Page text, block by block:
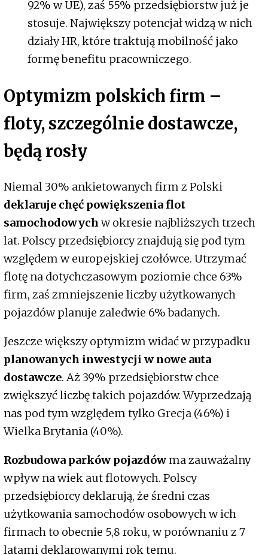
92% w UE), zaś 55% przedsiębiorstw już je
stosuje. Największy potencjał widzą w nich
działy HR, które traktują mobilność jako
formę benefitu pracowniczego.
Optymizm polskich firm –
floty, szczególnie dostawcze,
będą rosły
Niemal 30% ankietowanych firm z Polski
deklaruje chęć powiększenia flot
samochodowychw okresie najbliższych trzech
lat. Polscy przedsiębiorcy znajdują się pod tym
względem w europejskiej czołówce. Utrzymać
flotę na dotychczasowym poziomie chce 63%
firm, zaś zmniejszenie liczby użytkowanych
pojazdów planuje zaledwie 6% badanych.
Jeszcze większy optymizm widać w przypadku
planowanych inwestycji w nowe auta
dostawcze. Aż 39% przedsiębiorstw chce
zwiększyć liczbę takich pojazdów. Wyprzedzają
nas pod tym względem tylko Grecja (46%) i
Wielka Brytania (40%).
Rozbudowa parków pojazdów ma zauważalny
wpływ na wiek aut flotowych. Polscy
przedsiębiorcy deklarują, że średni czas
użytkowania samochodów osobowych w ich
firmach to obecnie 5,8 roku, w porównaniu z 7
latami deklarowanymi rok temu.